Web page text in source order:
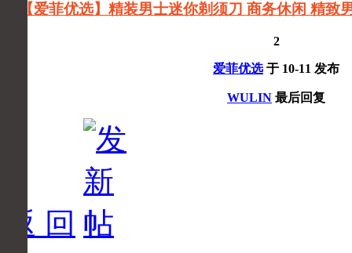
【爱菲优选】精装男士迷你剃须刀 商务休闲 精致
2
爱菲优选于 10-11 发布
WULIN 最后回复
返 回